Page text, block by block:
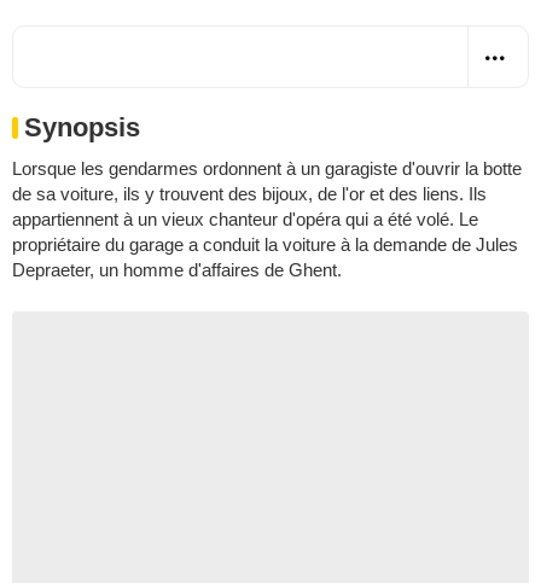
Synopsis
Lorsque les gendarmes ordonnent à un garagiste d'ouvrir la botte
de sa voiture, ils y trouvent des bijoux, de l'or et des liens. Ils
appartiennent à un vieux chanteur d'opéra qui a été volé. Le
propriétaire du garage a conduit la voiture à la demande de Jules
Depraeter, un homme d'affaires de Ghent.